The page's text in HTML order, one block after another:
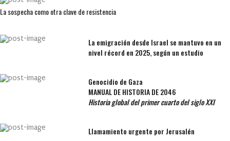
La sospecha como otra clave de resistencia
La emigración desde Israel se mantuvo en un
nivel récord en 2025, según un estudio
Genocidio de Gaza
MANUAL DE HISTORIA DE 2046
Historia global del primer cuarto del siglo XXI
Llamamiento urgente por Jerusalén